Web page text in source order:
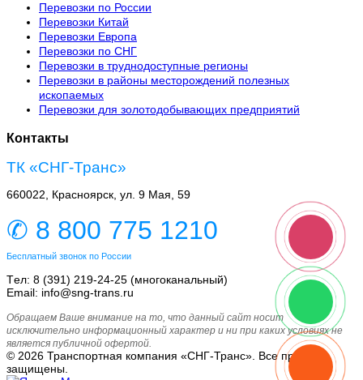
Перевозки по России
Перевозки Китай
Перевозки Европа
Перевозки по СНГ
Перевозки в труднодоступные регионы
Перевозки в районы месторождений полезных
ископаемых
Перевозки для золотодобывающих предприятий
Контакты
ТК «СНГ-Транс»
660022, Красноярск, ул. 9 Мая, 59
✆ 8 800 775 1210
Бесплатный звонок по России
Tел: 8 (391) 219-24-25 (многоканальный)
Email: info@sng-trans.ru
Обращаем Ваше внимание на то, что данный сайт носит
исключительно информационный характер и ни при каких условиях не
является публичной офертой.
© 2026 Транспортная компания «СНГ-Транс». Все права
защищены.